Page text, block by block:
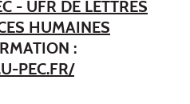
- UFR DE LETTRES
HUMAINES
:
PEC.FR/